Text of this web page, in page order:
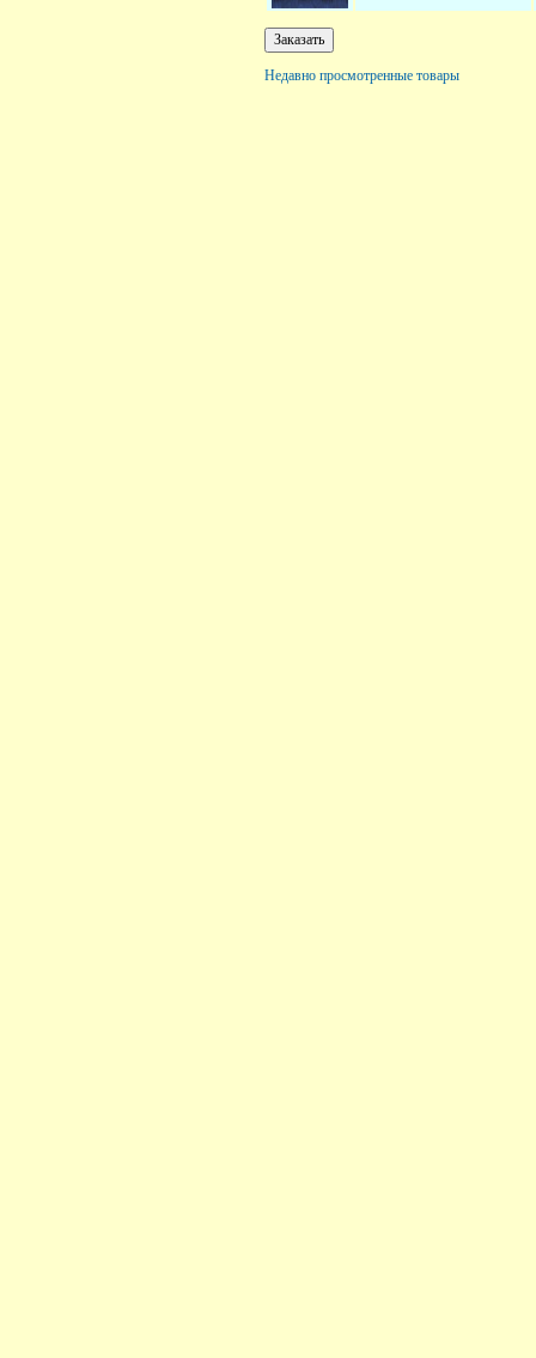
Недавно просмотренные товары